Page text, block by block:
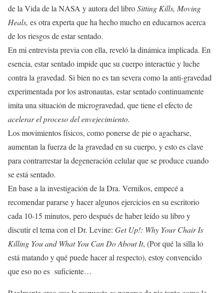
de la Vida de la NASA y autora del libroSitting Kills, Moving
Heals, es otra experta que ha hecho mucho en educarnos acerca
de los riesgos de estar sentado.
En mi entrevista previa con ella, reveló la dinámica implicada. En
esencia, estar sentado impide que su cuerpo interactúe y luche
contra la gravedad. Si bien no es tan severa como la anti-gravedad
experimentada por los astronautas, estar sentado continuamente
imita una situación de microgravedad, que tiene el efecto de
acelerar el proceso del envejecimiento.
Los movimientos físicos, como ponerse de pie o agacharse,
aumentan la fuerza de la gravedad en su cuerpo, y esto es clave
para contrarrestar la degeneración celular que se produce cuando
se está sentado.
En base a la investigación de la Dra. Vernikos, empecé a
recomendar pararse y hacer algunos ejercicios en su escritorio
cada 10-15 minutos, pero después de haber leído su libro y
discutir el tema con el Dr. Levine: Get Up!: Why Your Chair Is
Killing You and What You Can Do About It, (Por qué la silla lo
está matando y qué puede hacer al respecto), estoy convencido
que eso no es suficiente…